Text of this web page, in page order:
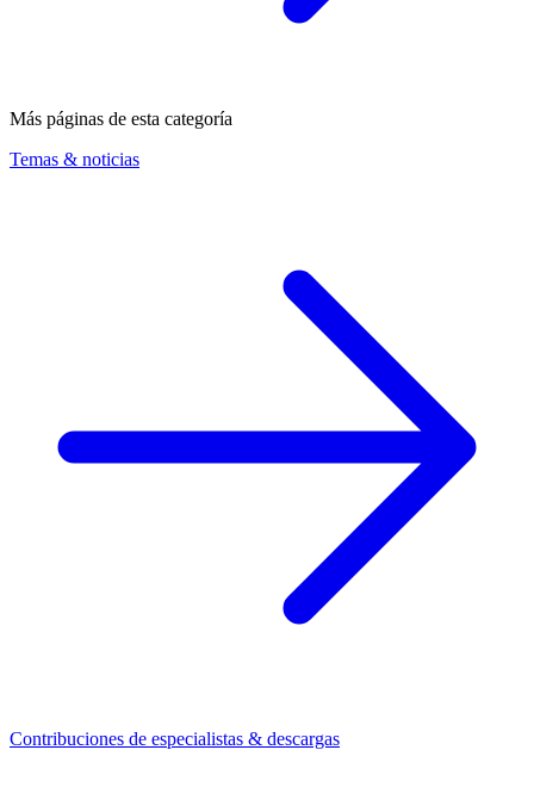
Más páginas de esta categoría
Temas & noticias
Contribuciones de especialistas & descargas